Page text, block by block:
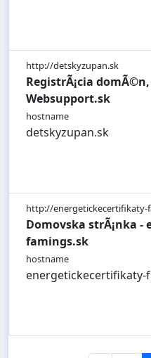
http://detskyzupan.sk
RegistrÃ¡cia
Websupport.sk
hostname
detskyzupan.sk
http://energetickecertifikaty-
Domovska strÃ¡nka
famings.sk
hostname
energetickecertifikaty-